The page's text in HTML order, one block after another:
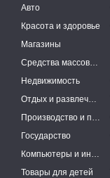
Авто
Красота и здоровье
Магазины
Средства массовой информации
Недвижимость
Отдых и развлечения
Производство и поставки
Государство
Компьютеры и интернет
Товары для детей